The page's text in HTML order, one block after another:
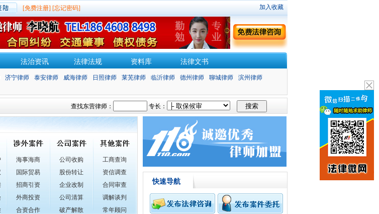
[免费注册] [忘记密码] 加入收藏
法治资讯 法律法规 资料库 法律文书
济宁律师 泰安律师 威海律师 日照律师 莱芜律师 临沂律师 德州律师 聊城律师
滨州律师
查找东营律师： 专长：
海事海商
国际贸易
招商引资
外商投资
合资合作
公司收购
股份转让
企业改制
公司清算
破产解散
工商查询
资信调查
合同审查
调解谈判
常年顾问
快速导航